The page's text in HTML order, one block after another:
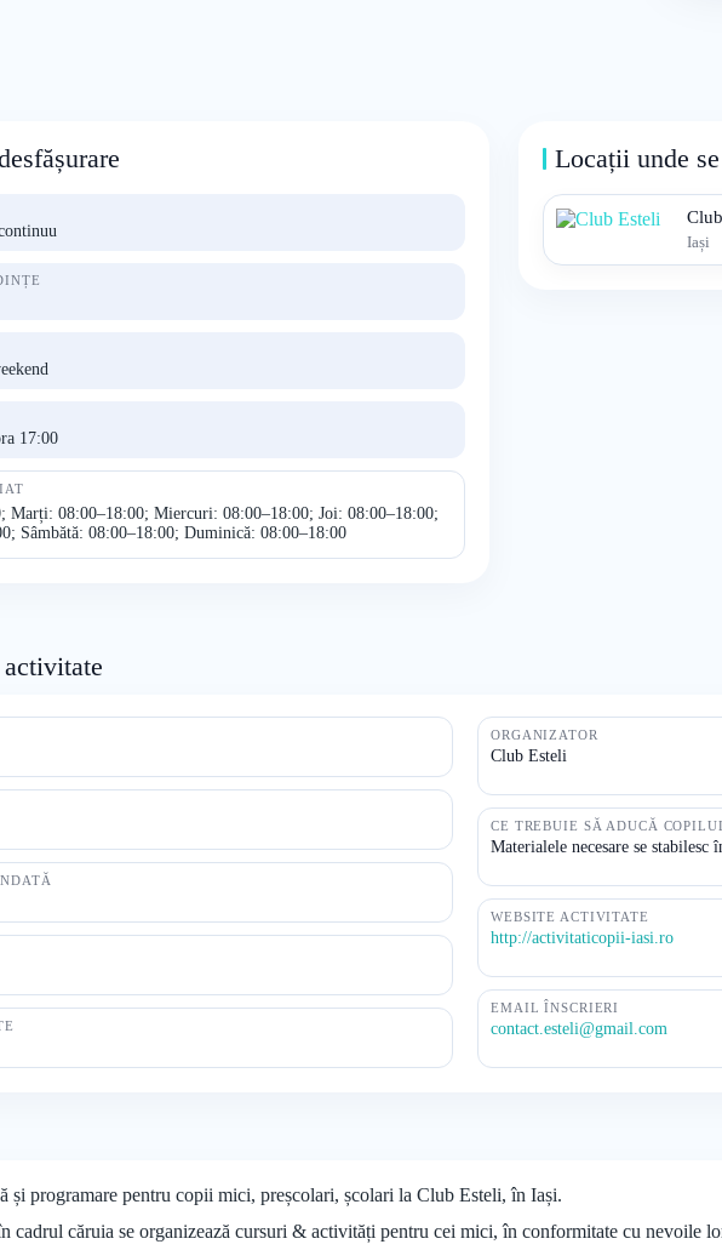
17:00
Marți: 08:00–18:00; Miercuri: 08:00–18:00; Joi: 08:00–18:00;
Sâmbătă: 08:00–18:00; Duminică: 08:00–18:00
Locații unde
Iași
ORGANIZATOR
Club Esteli
CE TREBUIE SĂ ADUCĂ
Materialele necesare se
WEBSITE ACTIVITATE
http://activitaticopii-iasi.ro
EMAIL ÎNSCRIERI
contact.esteli@gmail.com
și programare pentru copii mici, preșcolari, școlari la Club Esteli, în Iași.
cadrul căruia se organizează cursuri & activități pentru cei mici, în conformitate cu nevoile